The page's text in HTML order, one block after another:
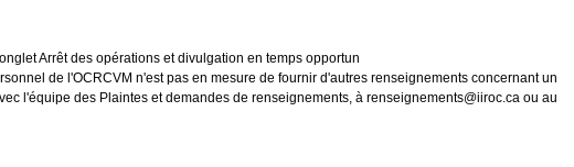
Arrêt des opérations et divulgation en temps opportun
de l'OCRCVM n'est pas en mesure de fournir d'autres renseignements concernant un
l'équipe des Plaintes et demandes de renseignements, à renseignements@iiroc.ca ou au